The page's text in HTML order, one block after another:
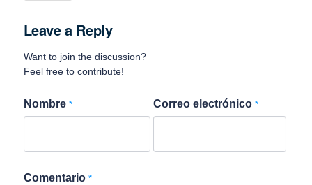
Leave a Reply
Want to join the discussion?
Feel free to contribute!
Nombre * Correo electrónico*
Comentario *